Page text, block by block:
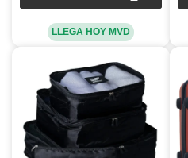
LLEGA HOY MVD